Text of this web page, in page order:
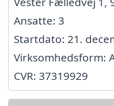
Ansatte: 3
Startdato: 21.
Virksomhedsform:
CVR: 37319929